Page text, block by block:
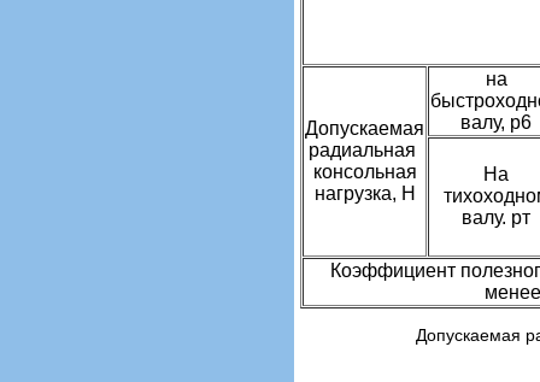
Допускаемая
радиальная
консольная
нагрузка, Н
на
валу, р6
На
валу. рт
Коэффициент
менее
Допускаемая